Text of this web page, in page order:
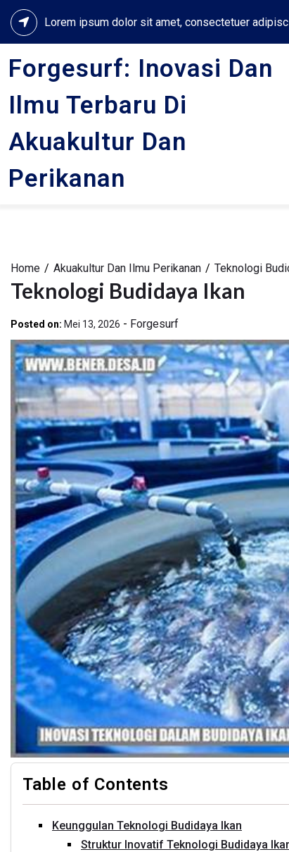
Skip
content
Lorem ipsum dolor sit amet, consectetuer
Forgesurf: Inovasi Dan
Ilmu Terbaru Di
Akuakultur Dan
Perikanan
Home Akuakultur Dan Ilmu Perikanan Teknologi
Teknologi Budidaya Ikan
Posted on: Mei 13, 2026 - Forgesurf
Table of Contents
Keunggulan Teknologi Budidaya Ikan
Struktur Inovatif Teknologi Budidaya